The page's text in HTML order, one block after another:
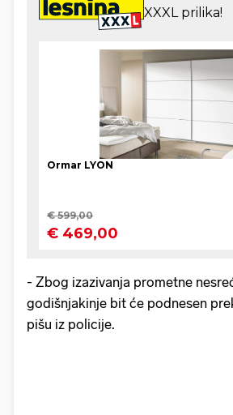
- Zbog izazivanja prometne
godišnjakinje bit će podnesen
pišu iz policije.